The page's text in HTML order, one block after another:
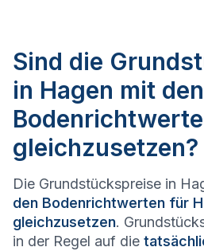
Sind die
in Hagen mit
gleichzusetzen?
Die Grundstückspreise in
den Bodenrichtwerten für
gleichzusetzen.
in der Regel auf die